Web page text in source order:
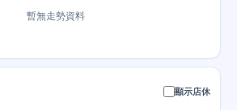
暫無走勢資料
顯示店休